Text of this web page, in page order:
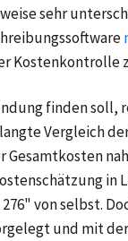
sehr
Kostenkontrolle
finden soll,
Vergleich
in
von selbst.
und mit der